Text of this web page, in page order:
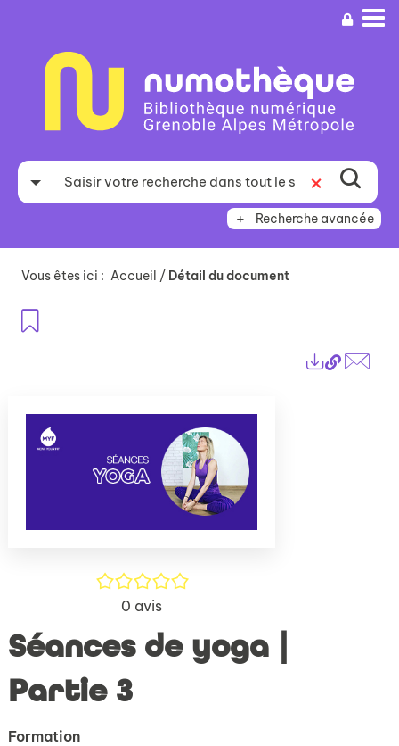
recherche
Recherche avancée
Vous êtes ici : Accueil / Détail du document
Lien
/5
0 avis
Séances de yoga |
Partie 3
Formation